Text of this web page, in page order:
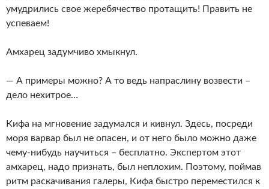
умудрились свое жеребячество протащить! Править не
успеваем!
Амхарец задумчиво хмыкнул.
— А примеры можно? А то ведь напраслину возвести –
дело нехитрое…
Кифа на мгновение задумался и кивнул. Здесь, посреди
моря варвар был не опасен, и от него было можно даже
чему-нибудь научиться – бесплатно. Экспертом этот
амхарец, надо признать, был неплохим. Поэтому, поймав
ритм раскачивания галеры, Кифа быстро переместился к